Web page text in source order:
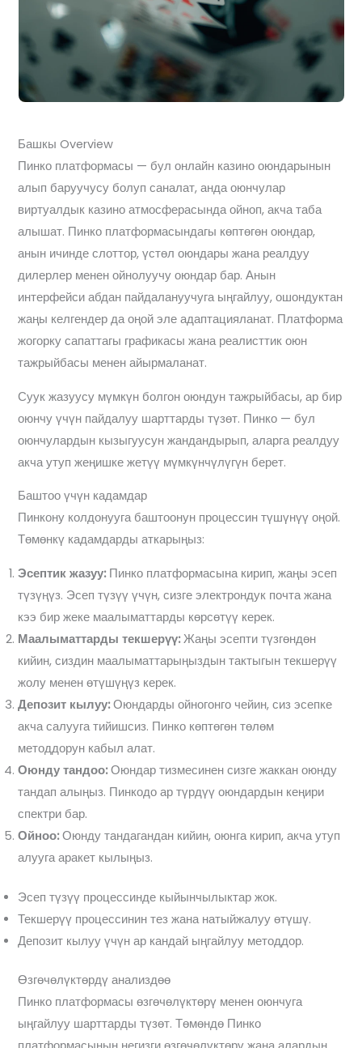
Башкы Overview
Пинко платформасы — бул онлайн казино оюндарынын
алып баруучусу болуп саналат, анда оюнчулар
виртуалдык казино атмосферасында ойноп, акча таба
алышат. Пинко платформасындагы көптөгөн оюндар,
анын ичинде слоттор, үстөл оюндары жана реалдуу
дилерлер менен ойнолуучу оюндар бар. Анын
интерфейси абдан пайдалануучуга ыңгайлуу, ошондуктан
жаңы келгендер да оңой эле адаптацияланат. Платформа
жогорку сапаттагы графикасы жана реалисттик оюн
тажрыйбасы менен айырмаланат.
Суук жазуусу мүмкүн болгон оюндун тажрыйбасы, ар бир
оюнчу үчүн пайдалуу шарттарды түзөт. Пинко — бул
оюнчулардын кызыгуусун жандандырып, аларга реалдуу
акча утуп жеңишке жетүү мүмкүнчүлүгүн берет.
Баштоо үчүн кадамдар
Пинкону колдонууга баштоонун процессин түшүнүү оңой.
Төмөнкү кадамдарды аткарыңыз:
Эсептик жазуу:Пинко платформасына кирип, жаңы эсеп
түзүңүз. Эсеп түзүү үчүн, сизге электрондук почта жана
кээ бир жеке маалыматтарды көрсөтүү керек.
Маалыматтарды текшерүү:Жаңы эсепти түзгөндөн
кийин, сиздин маалыматтарыңыздын тактыгын текшерүү
жолу менен өтүшүңүз керек.
Депозит кылуу:Оюндарды ойногонго чейин, сиз эсепке
акча салууга тийишсиз. Пинко көптөгөн төлөм
методдорун кабыл алат.
Оюнду тандоо:Оюндар тизмесинен сизге жаккан оюнду
тандап алыңыз. Пинкодо ар түрдүү оюндардын кеңири
спектри бар.
Ойноо:Оюнду тандагандан кийин, оюнга кирип, акча утуп
алууга аракет кылыңыз.
Эсеп түзүү процессинде кыйынчылыктар жок.
Текшерүү процессинин тез жана натыйжалуу өтүшү.
Депозит кылуу үчүн ар кандай ыңгайлуу методдор.
Өзгөчөлүктөрдү анализдөө
Пинко платформасы өзгөчөлүктөрү менен оюнчуга
ыңгайлуу шарттарды түзөт. Төмөндө Пинко